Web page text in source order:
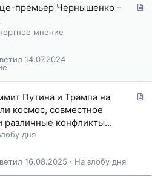
С
премьер Чернышенко -
мнение
14.07.2024
С
Путина и Трампа на
космос, совместное
различные конфликты...
дня
На злобу дня
16.08.2025